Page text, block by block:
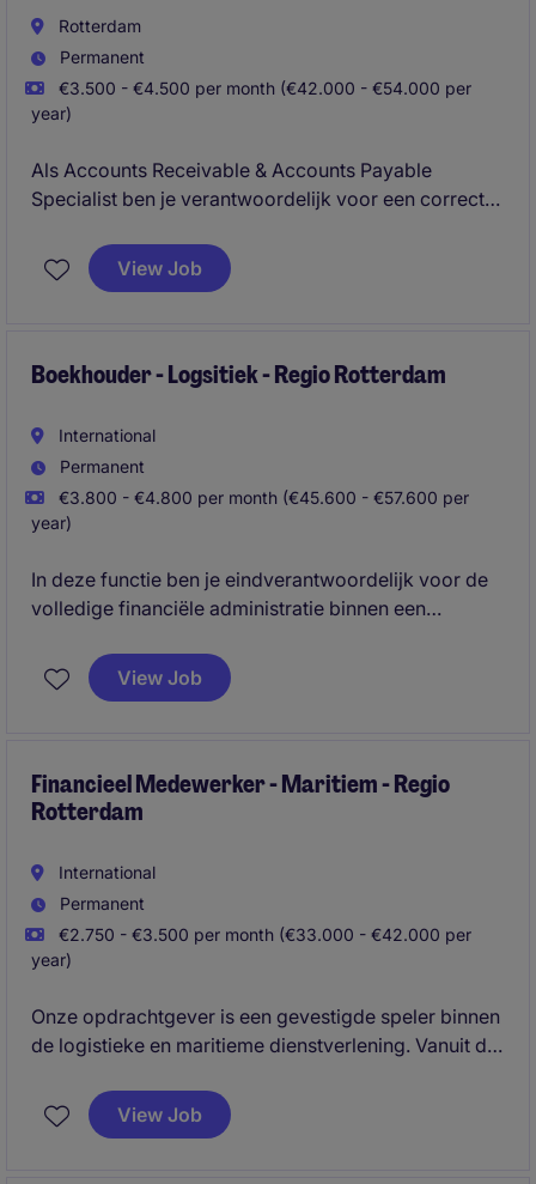
Rotterdam
Permanent
€3.500 - €4.500 per month (€42.000 - €54.000 per
year)
Als Accounts Receivable & Accounts Payable
Specialist ben je verantwoordelijk voor een correcte
transacties. Je bewaakt betaalstromen, onderhoudt
contact met klanten en leveranciers en zorgt voor
View Job
Boekhouder - Logsitiek - Regio Rotterdam
International
Permanent
€3.800 - €4.800 per month (€45.600 - €57.600 per
year)
In deze functie ben je eindverantwoordelijk voor de
volledige financiële administratie binnen een
kernactiviteiten denk je actief mee over
procesoptimalisatie en toekomstige ontwikkelingen,
View Job
Financieel Medewerker - Maritiem - Regio
Rotterdam
International
Permanent
€2.750 - €3.500 per month (€33.000 - €42.000 per
year)
Onze opdrachtgever is een gevestigde speler binnen
de logistieke en maritieme dienstverlening. Vanuit de
met uiteenlopende transport- en
scheepvaartvraagstukken. Met een rijke historie, een
View Job